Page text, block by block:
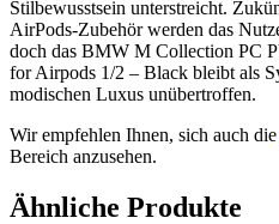
Stilbewusstsein unterstreicht.
AirPods-Zubehör werden das
doch das BMW M Collection PC
for Airpods 1/2 – Black bleibt als
modischen Luxus unübertroffen.
Wir empfehlen Ihnen, sich auch die
Bereich anzusehen.
Ähnliche Produkte